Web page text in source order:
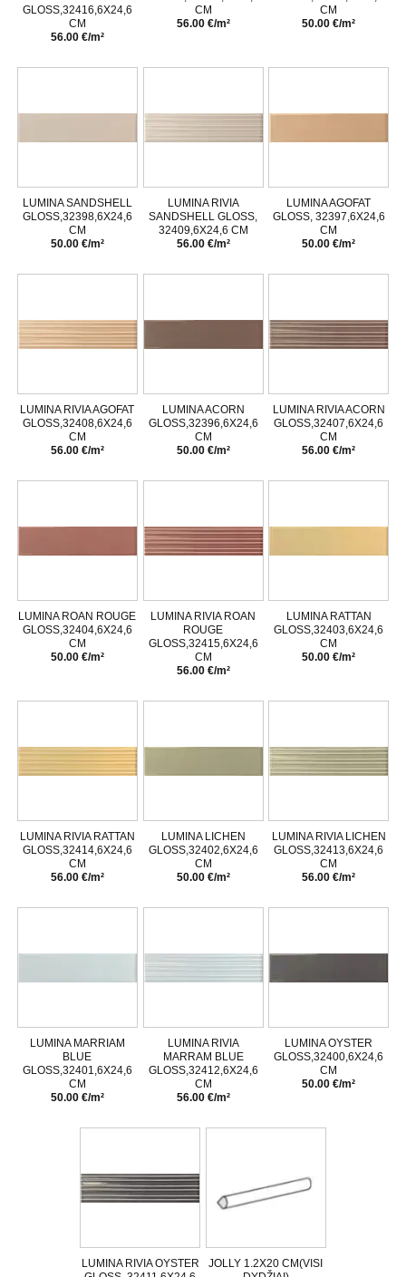
GLOSS,32416,6X24,6
CM
56.00 €/m²
CM
56.00 €/m²
CM
50.00 €/m²
LUMINA SANDSHELL
GLOSS,32398,6X24,6
CM
50.00 €/m²
LUMINA RIVIA
SANDSHELL GLOSS,
32409,6X24,6 CM
56.00 €/m²
LUMINA AGOFAT
GLOSS, 32397,6X24,6
CM
50.00 €/m²
LUMINA RIVIA AGOFAT
GLOSS,32408,6X24,6
CM
56.00 €/m²
LUMINA ACORN
GLOSS,32396,6X24,6
CM
50.00 €/m²
LUMINA RIVIA ACORN
GLOSS,32407,6X24,6
CM
56.00 €/m²
LUMINA ROAN ROUGE
GLOSS,32404,6X24,6
CM
50.00 €/m²
LUMINA RIVIA ROAN
ROUGE
GLOSS,32415,6X24,6
CM
56.00 €/m²
LUMINA RATTAN
GLOSS,32403,6X24,6
CM
50.00 €/m²
LUMINA RIVIA RATTAN
GLOSS,32414,6X24,6
CM
56.00 €/m²
LUMINA LICHEN
GLOSS,32402,6X24,6
CM
50.00 €/m²
LUMINA RIVIA LICHEN
GLOSS,32413,6X24,6
CM
56.00 €/m²
LUMINA MARRIAM
BLUE
GLOSS,32401,6X24,6
CM
50.00 €/m²
LUMINA RIVIA
MARRAM BLUE
GLOSS,32412,6X24,6
CM
56.00 €/m²
LUMINA OYSTER
GLOSS,32400,6X24,6
CM
50.00 €/m²
LUMINA RIVIA OYSTER
JOLLY 1.2X20 CM(VISI